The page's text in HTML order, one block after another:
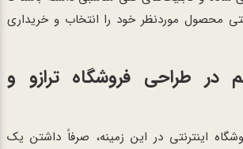
محصول موردنظر خود را انتخاب و خریداری
در طراحی فروشگاه ترازو و
اینترنتی در این زمینه، صرفاً داشتن یک